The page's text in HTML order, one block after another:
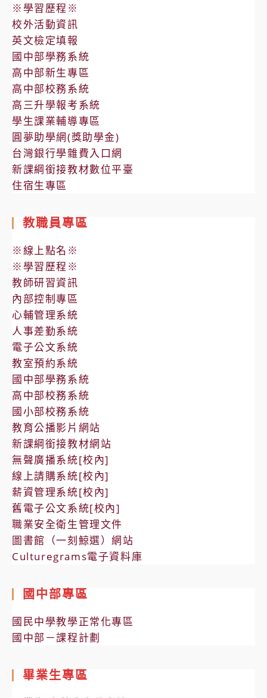
※學習歷程※
校外活動資訊
英文檢定填報
國中部學務系統
高中部新生專區
高中部校務系統
高三升學報考系統
學生課業輔導專區
圓夢助學網(獎助學金)
台灣銀行學雜費入口網
新課綱銜接教材數位平臺
住宿生專區
教職員專區
※線上點名※
※學習歷程※
教師研習資訊
內部控制專區
心輔管理系統
人事差勤系統
電子公文系統
教室預約系統
國中部學務系統
高中部校務系統
國小部校務系統
教育公播影片網站
新課綱銜接教材網站
無聲廣播系統[校內]
線上請購系統[校內]
薪資管理系統[校內]
舊電子公文系統[校內]
職業安全衛生管理文件
圖書館（一刻鯨選）網站
Culturegrams電子資料庫
國中部專區
國民中學教學正常化專區
國中部－課程計劃
畢業生專區